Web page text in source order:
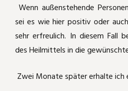
Wenn außenstehende
sei es wie hier positiv oder
sehr erfreulich. In diesem Fall
des Heilmittels in die
Zwei Monate später erhalte ich
Sulphur
Belladonna